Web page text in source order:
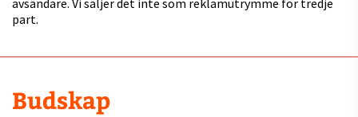
avsändare. Vi säljer det inte som reklamutrymme för tredje
part.
Budskap